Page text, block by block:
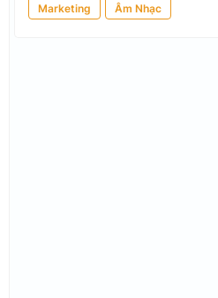
Marketing Âm Nhạc